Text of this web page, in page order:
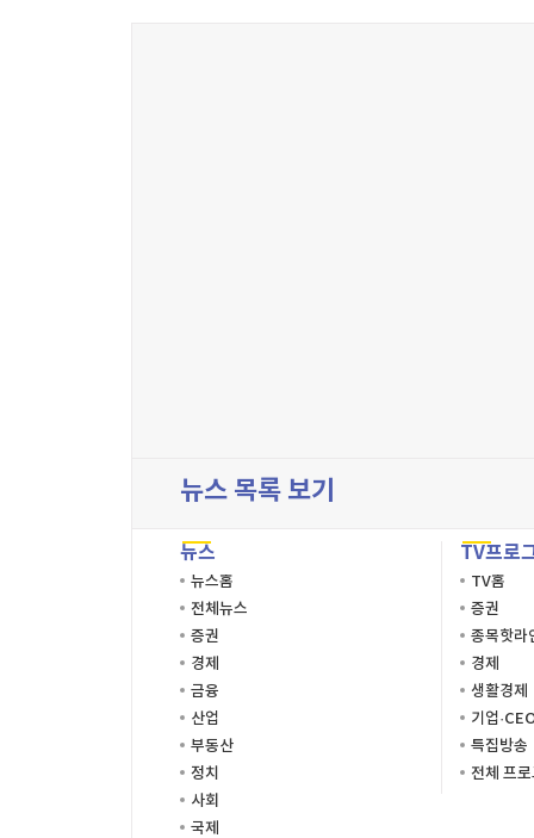
뉴스 목록 보기
뉴스
뉴스홈
전체뉴스
증권
경제
금융
산업
부동산
정치
사회
국제
TV프로
TV홈
증권
종목핫라
경제
생활경제
기업
특집방송
전체 프